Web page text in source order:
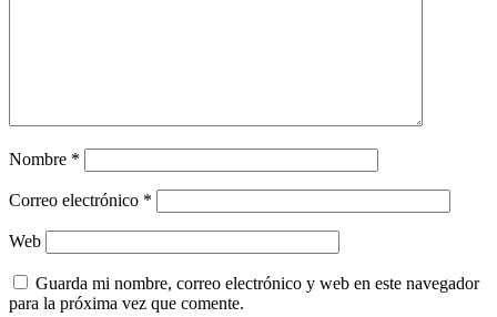
Nombre *
Correo electrónico *
Web
Guarda mi nombre, correo electrónico y web en este navegador
para la próxima vez que comente.